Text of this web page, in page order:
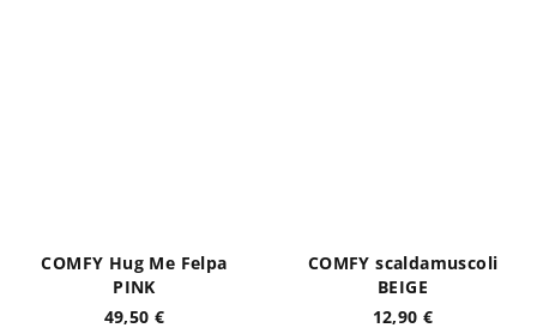
COMFY Hug Me Felpa
PINK
49,50 €
COMFY scaldamuscoli
BEIGE
12,90 €